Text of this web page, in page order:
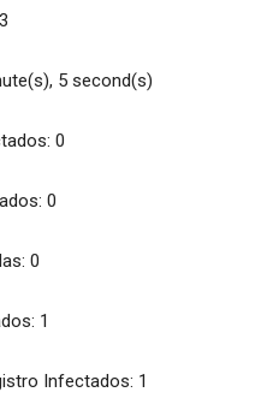
5 second(s)
0
0
0
1
Infectados: 1